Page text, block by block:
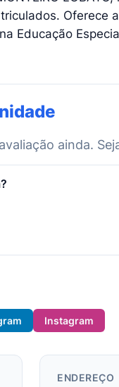
Oferece
na Educação
ainda.
Instagram
ENDEREÇO